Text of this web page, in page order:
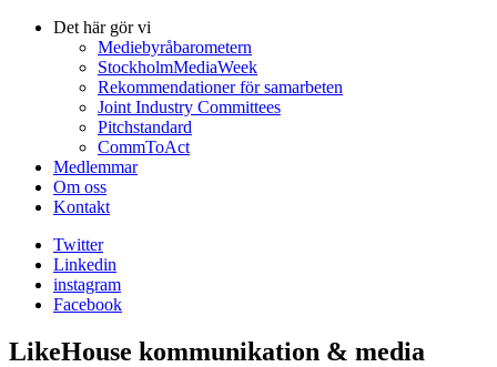
Det här gör vi
Mediebyråbarometern
StockholmMediaWeek
Rekommendationer för samarbeten
Joint Industry Committees
Pitchstandard
CommToAct
Medlemmar
Om oss
Kontakt
Twitter
Linkedin
instagram
Facebook
LikeHouse kommunikation & media